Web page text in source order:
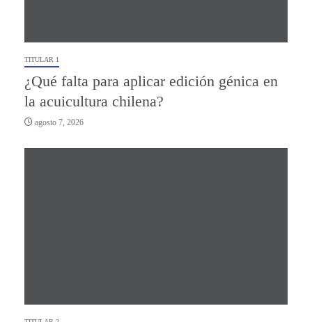
TITULAR 1
¿Qué falta para aplicar edición génica en
la acuicultura chilena?
agosto 7, 2026